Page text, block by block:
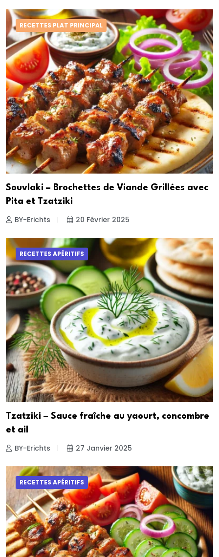
RECETTES PLAT PRINCIPAL
Souvlaki – Brochettes de Viande Grillées avec
Pita et Tzatziki
BY-Erichts 20 Février 2025
RECETTES APÉRITIFS
Tzatziki – Sauce fraîche au yaourt, concombre
et ail
BY-Erichts 27 Janvier 2025
RECETTES APÉRITIFS